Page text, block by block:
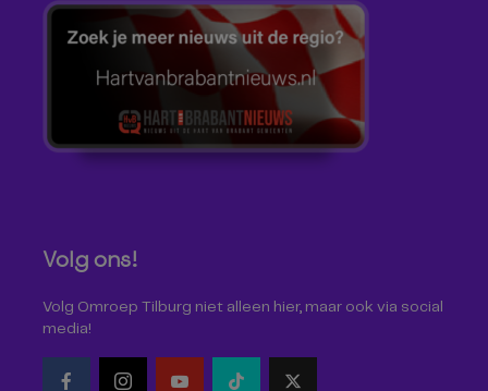
Volg ons!
Volg Omroep Tilburg niet alleen hier, maar ook via social
media!